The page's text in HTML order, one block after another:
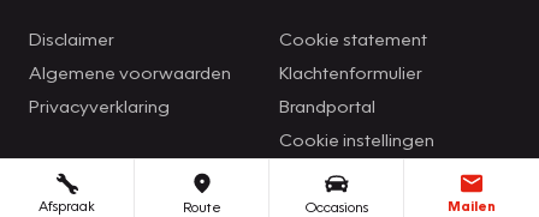
Afspraak Route Occasions Mailen
Disclaimer
Algemene voorwaarden
Privacyverklaring
Cookie statement
Klachtenformulier
Brandportal
Cookie instellingen